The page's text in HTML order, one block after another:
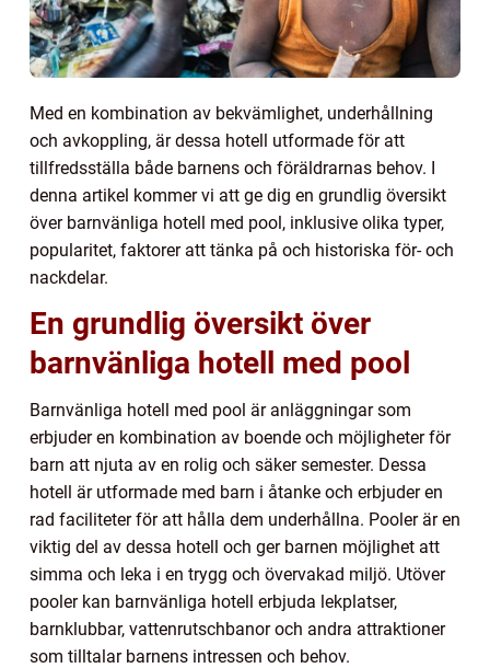
Med en kombination av bekvämlighet, underhållning
och avkoppling, är dessa hotell utformade för att
tillfredsställa både barnens och föräldrarnas behov. I
denna artikel kommer vi att ge dig en grundlig översikt
över barnvänliga hotell med pool, inklusive olika typer,
popularitet, faktorer att tänka på och historiska för- och
nackdelar.
En grundlig översikt över
barnvänliga hotell med pool
Barnvänliga hotell med pool är anläggningar som
erbjuder en kombination av boende och möjligheter för
barn att njuta av en rolig och säker semester. Dessa
hotell är utformade med barn i åtanke och erbjuder en
rad faciliteter för att hålla dem underhållna. Pooler är en
viktig del av dessa hotell och ger barnen möjlighet att
simma och leka i en trygg och övervakad miljö. Utöver
pooler kan barnvänliga hotell erbjuda lekplatser,
barnklubbar, vattenrutschbanor och andra attraktioner
som tilltalar barnens intressen och behov.